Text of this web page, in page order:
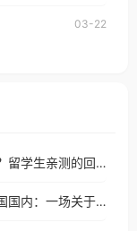
的问题，无论人在
03-22
海外看电视地区限制怎么办下载不了？留学生亲测的回国加速方案（附2026世界杯观赛技巧）
在菲律宾用陌陌怎么把定位修改到中国国内：一场关于归属感与连接的探索